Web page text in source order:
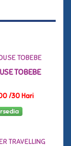
TOBEBE
/30 Hari